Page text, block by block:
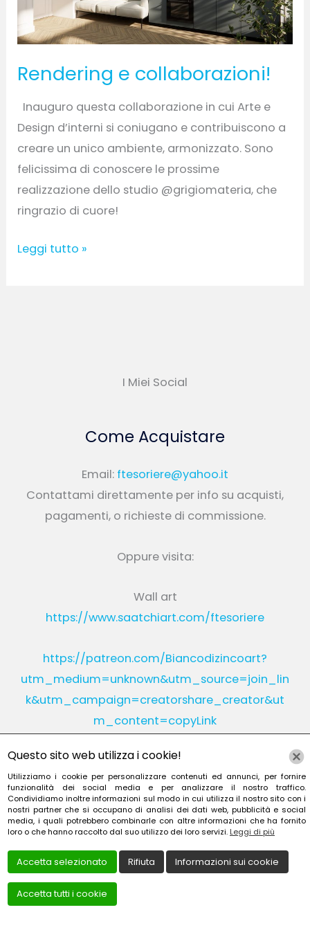
Rendering e collaborazioni!
Inauguro questa collaborazione in cui Arte e
Design d’interni si coniugano e contribuiscono a
creare un unico ambiente, armonizzato. Sono
felicissima di conoscere le prossime
realizzazione dello studio @grigiomateria, che
ringrazio di cuore!
Leggi tutto »
I Miei Social
Come Acquistare
Email: ftesoriere@yahoo.it
Contattami direttamente per info su acquisti,
pagamenti, o richieste di commissione.
Oppure visita:
Wall art
https://www.saatchiart.com/ftesoriere
https://patreon.com/Biancodizincoart?
utm_medium=unknown&utm_source=join_lin
k&utm_campaign=creatorshare_creator&ut
m_content=copyLink
Instagram Linkedin
YouTube Patreon
Creato daLocal Web – Agenzia Web Marketing Milano
Questo sito web utilizza i cookie!
Utilizziamo i cookie per personalizzare contenuti ed annunci, per fornire
funzionalità dei social media e per analizzare il nostro traffico.
Condividiamo inoltre informazioni sul modo in cui utilizza il nostro sito con i
nostri partner che si occupano di analisi dei dati web, pubblicità e social
media, i quali potrebbero combinarle con altre informazioni che ha fornito
loro o che hanno raccolto dal suo utilizzo dei loro servizi. Leggi di più
Accetta selezionato Rifiuta Informazioni sui cookie
Accetta tutti i cookie